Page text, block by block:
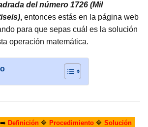
del número 1726 (Mil
, entonces estás en la página web
para que sepas cuál es la solución
operación matemática.
Definición🔷 Procedimiento🔷 Solución